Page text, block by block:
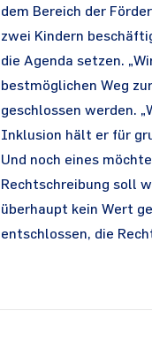
dem Bereich der
zwei Kindern
die Agenda setzen.
bestmöglichen Weg
geschlossen werden.
Inklusion hält er für
Und noch eines
Rechtschreibung soll
überhaupt kein Wert
entschlossen, die